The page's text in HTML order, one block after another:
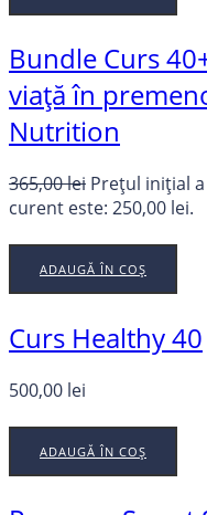
Bundle Curs
viață în
Nutrition
365,00lei Prețul inițial
curent este: 250,00 lei.
ADAUGĂ ÎN COȘ
Curs Healthy 40
500,00 lei
ADAUGĂ ÎN COȘ